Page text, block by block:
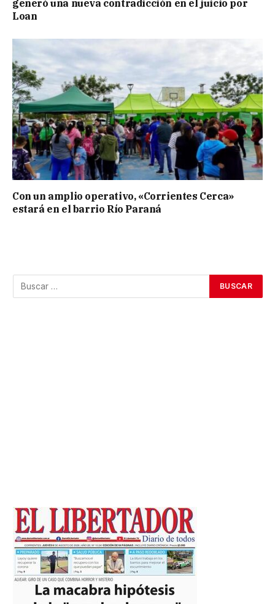
generó una nueva contradicción en el juicio por
Loan
Con un amplio operativo, «Corrientes Cerca»
estará en el barrio Río Paraná